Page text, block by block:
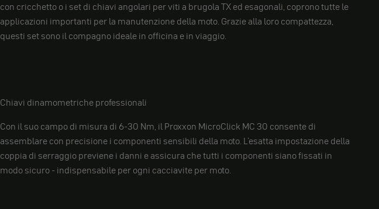
con cricchetto o i set di chiavi angolari per viti a brugola TX ed esagonali, coprono tutte le
applicazioni importanti per la manutenzione della moto. Grazie alla loro compattezza,
questi set sono il compagno ideale in officina e in viaggio.
Chiavi dinamometriche professionali
Con il suo campo di misura di 6-30 Nm, il Proxxon MicroClick MC 30 consente di
assemblare con precisione i componenti sensibili della moto. L'esatta impostazione della
coppia di serraggio previene i danni e assicura che tutti i componenti siano fissati in
modo sicuro - indispensabile per ogni cacciavite per moto.